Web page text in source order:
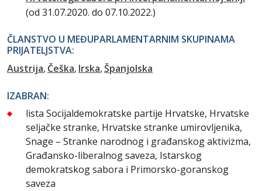
(od 31.07.2020. do 07.10.2022.)
ČLANSTVO U MEĐUPARLAMENTARNIM SKUPINAMA
PRIJATELJSTVA:
Austrija Češka Irska Španjolska
IZABRAN:
lista Socijaldemokratske partije Hrvatske, Hrvatske
seljačke stranke, Hrvatske stranke umirovljenika,
Snage – Stranke narodnog i građanskog aktivizma,
Građansko-liberalnog saveza, Istarskog
demokratskog sabora i Primorsko-goranskog
saveza